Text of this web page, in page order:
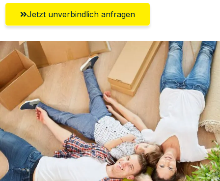
Jetzt unverbindlich anfragen